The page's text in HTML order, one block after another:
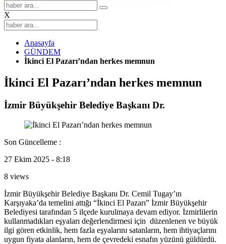
X
Anasayfa
GÜNDEM
İkinci El Pazarı’ndan herkes memnun
İkinci El Pazarı’ndan herkes memnun
İzmir Büyükşehir Belediye Başkanı Dr.
Son Güncelleme :
27 Ekim 2025 - 8:18
8 views
İzmir Büyükşehir Belediye Başkanı Dr. Cemil Tugay’ın
Karşıyaka’da temelini attığı “İkinci El Pazarı” İzmir Büyükşehir
Belediyesi tarafından 5 ilçede kurulmaya devam ediyor. İzmirlilerin
kullanmadıkları eşyaları değerlendirmesi için düzenlenen ve büyük
ilgi gören etkinlik, hem fazla eşyalarını satanların, hem ihtiyaçlarını
uygun fiyata alanların, hem de çevredeki esnafın yüzünü güldürdü.